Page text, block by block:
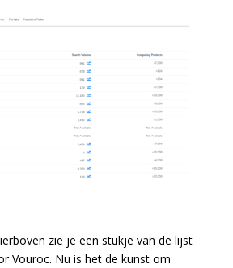
zie je een stukje van de lijst
Vouroc. Nu is het de kunst om